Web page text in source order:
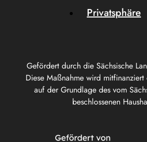
Gefördert durch die Sächsische
Diese Maßnahme wird mitfinanziert
auf der Grundlage des vom
beschlossenen
Privatsphäre